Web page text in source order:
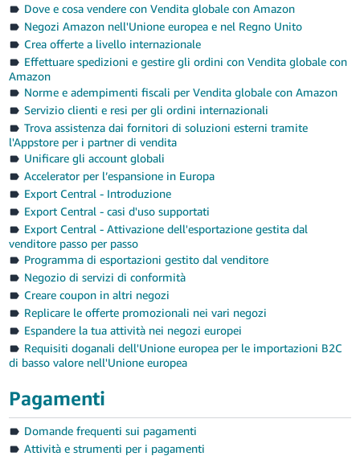
Dove e cosa vendere con Vendita globale con Amazon
Negozi Amazon nell'Unione europea e nel Regno Unito
Crea offerte a livello internazionale
Effettuare spedizioni e gestire gli ordini con Vendita globale con
Amazon
Norme e adempimenti fiscali per Vendita globale con Amazon
Servizio clienti e resi per gli ordini internazionali
Trova assistenza dai fornitori di soluzioni esterni tramite
l'Appstore per i partner di vendita
Unificare gli account globali
Accelerator per l’espansione in Europa
Export Central - Introduzione
Export Central - casi d'uso supportati
Export Central - Attivazione dell'esportazione gestita dal
venditore passo per passo
Programma di esportazioni gestito dal venditore
Negozio di servizi di conformità
Creare coupon in altri negozi
Replicare le offerte promozionali nei vari negozi
Espandere la tua attività nei negozi europei
Requisiti doganali dell'Unione europea per le importazioni B2C
di basso valore nell'Unione europea
Pagamenti
Domande frequenti sui pagamenti
Attività e strumenti per i pagamenti